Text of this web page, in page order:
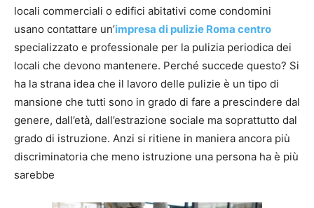
locali commerciali o edifici abitativi come condomini
usano contattare un’impresa di pulizie Roma centro
specializzato e professionale per la pulizia periodica dei
locali che devono mantenere. Perché succede questo? Si
ha la strana idea che il lavoro delle pulizie è un tipo di
mansione che tutti sono in grado di fare a prescindere dal
genere, dall’età, dall’estrazione sociale ma soprattutto dal
grado di istruzione. Anzi si ritiene in maniera ancora più
discriminatoria che meno istruzione una persona ha è più
sarebbe